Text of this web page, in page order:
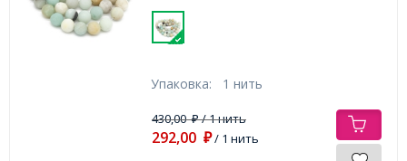
нить,
Упаковка: 1 нить
430,00₽/ 1 нить
292,00 ₽/ 1 нить